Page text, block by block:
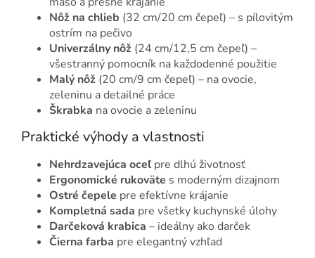
Nôž na chlieb (32 cm/20 cm čepeľ) – s pílovitým
ostrím na pečivo
Univerzálny nôž (24 cm/12,5 cm čepeľ) –
všestranný pomocník na každodenné použitie
Malý nôž (20 cm/9 cm čepeľ) – na ovocie,
zeleninu a detailné práce
Škrabka na ovocie a zeleninu
Praktické výhody a vlastnosti
Nehrdzavejúca oceľ pre dlhú životnosť
Ergonomické rukoväte s moderným dizajnom
Ostré čepele pre efektívne krájanie
Kompletná sada pre všetky kuchynské úlohy
Darčeková krabica – ideálny ako darček
Čierna farba pre elegantný vzhľad